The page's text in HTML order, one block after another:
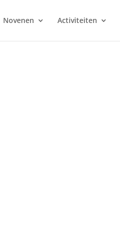
Novenen Activiteiten